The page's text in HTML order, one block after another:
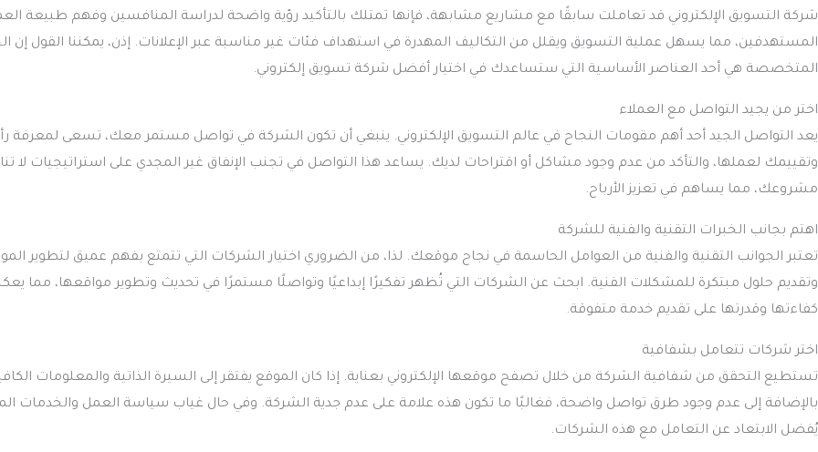
شركة التسويق الإلكتروني قد تعاملت سابقًا مع مشاريع مشابهة، فإنها تمتلك بالتأكيد رؤية واضحة لدراسة المنافسين وفهم طبيعة
المستهدفين، مما يسهل عملية التسويق ويقلل من التكاليف المهدرة في استهداف فئات غير مناسبة عبر الإعلانات. إذن، يمكننا القول إن
المتخصصة هي أحد العناصر الأساسية التي ستساعدك في اختيار أفضل شركة تسويق إلكتروني.
اختر من يجيد التواصل مع العملاء
يعد التواصل الجيد أحد أهم مقومات النجاح في عالم التسويق الإلكتروني. ينبغي أن تكون الشركة في تواصل مستمر معك، تسعى لمعرفة
وتقييمك لعملها، والتأكد من عدم وجود مشاكل أو اقتراحات لديك. يساعد هذا التواصل في تجنب الإنفاق غير المجدي على استراتيجيات لا
مشروعك، مما يساهم في تعزيز الأرباح.
اهتم بجانب الخبرات التقنية والفنية للشركة
تعتبر الجوانب التقنية والفنية من العوامل الحاسمة في نجاح موقعك. لذا، من الضروري اختيار الشركات التي تتمتع بفهم عميق لتطوير
وتقديم حلول مبتكرة للمشكلات الفنية. ابحث عن الشركات التي تُظهر تفكيرًا إبداعيًا وتواصلًا مستمرًا في تحديث وتطوير مواقعها، مما
كفاءتها وقدرتها على تقديم خدمة متفوقة.
اختر شركات تتعامل بشفافية
تستطيع التحقق من شفافية الشركة من خلال تصفح موقعها الإلكتروني بعناية. إذا كان الموقع يفتقر إلى السيرة الذاتية والمعلومات
بالإضافة إلى عدم وجود طرق تواصل واضحة، فغالبًا ما تكون هذه علامة على عدم جدية الشركة. وفي حال غياب سياسة العمل والخدمات
يُفضل الابتعاد عن التعامل مع هذه الشركات.